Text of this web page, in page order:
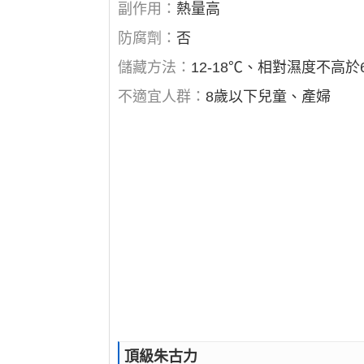
副作用： 熱量高
防腐劑：否
儲藏方法： 12-18℃、相對濕度不高於
不適宜人群：8歲以下兒童、產婦
頂級朱古力